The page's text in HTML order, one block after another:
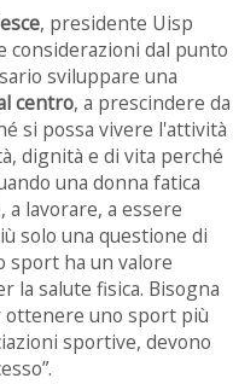
, presidente Uisp
considerazioni dal punto
sviluppare una
centro, a prescindere da
si possa vivere l'attività
dignità e di vita perché
una donna fatica
lavorare, a essere
solo una questione di
sport ha un valore
la salute fisica. Bisogna
ottenere uno sport più
sportive, devono